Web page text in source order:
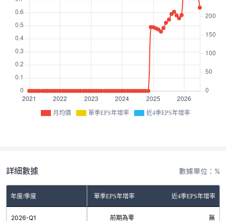
月均價 單季EPS年增率 近4季EPS年增率
詳細數據 數據單位：%
年度/季度 單季EPS年增率 近4季EPS年增率
2026-Q1 前期為零 無